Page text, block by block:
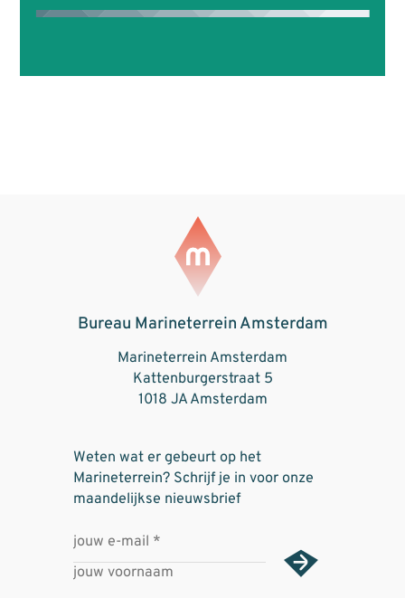
Bureau Marineterrein Amsterdam
Marineterrein Amsterdam
Kattenburgerstraat 5
1018 JA Amsterdam
Weten wat er gebeurt op het
Marineterrein? Schrijf je in voor onze
maandelijkse nieuwsbrief